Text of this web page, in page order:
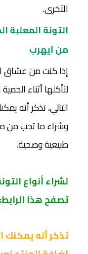
الآخرى.
التونة
من ايهرب
إذا كنت من عشاق
لتأكلها أثناء
التالي، تذكر أنه
وشراء ما تحب من
طبيعية وصحية.
لشراء أنواع
تصفح هذا الرابط:
تذكر أنه